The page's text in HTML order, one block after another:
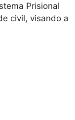
Prisional
civil, visando a